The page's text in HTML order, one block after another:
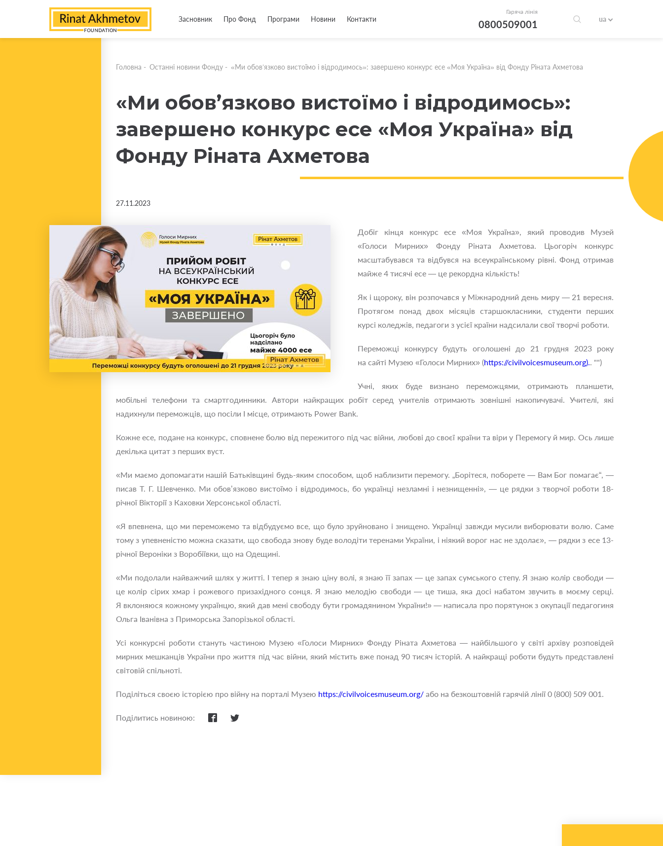
Засновник Про Фонд Програми Новини Контакти
Гаряча лінія
0800509001 ua
Головна - Останні новини Фонду - «Ми обов’язково вистоїмо і відродимось»: завершено конкурс есе «Моя Україна» від Фонду Ріната Ахметова
«Ми обов’язково вистоїмо і відродимось»:
завершено конкурс есе «Моя Україна» від
Фонду Ріната Ахметова
27.11.2023
Добіг кінця конкурс есе «Моя Україна», який проводив Музей
«Голоси Мирних» Фонду Ріната Ахметова. Цьогоріч конкурс
масштабувався та відбувся на всеукраїнському рівні. Фонд отримав
майже 4 тисячі есе — це рекордна кількість!
Як і щороку, він розпочався у Міжнародний день миру — 21 вересня.
Протягом понад двох місяців старшокласники, студенти перших
курсі коледжів, педагоги з усієї країни надсилали свої творчі роботи.
Переможці конкурсу будуть оголошені до 21 грудня 2023 року
на сайті Музею «Голоси Мирних» (https://civilvoicesmuseum.org).. "‌")
Учні, яких буде визнано переможцями, отримають планшети,
мобільні телефони та смартгодинники. Автори найкращих робіт серед учителів отримають зовнішні накопичувачі. Учителі, які
надихнули переможців, що посіли І місце, отримають Power Bank.
Кожне есе, подане на конкурс, сповнене болю від пережитого під час війни, любові до своєї країни та віри у Перемогу й мир. Ось лише
декілька цитат з перших вуст.
«Ми маємо допомагати нашій Батьківщині будь-яким способом, щоб наблизити перемогу. „Борітеся, поборете — Вам Бог помагає“, —
писав Т. Г. Шевченко. Ми обов’язково вистоїмо і відродимось, бо українці незламні і незнищенні», — це рядки з творчої роботи 18-
річної Вікторії з Каховки Херсонської області.
«Я впевнена, що ми переможемо та відбудуємо все, що було зруйновано і знищено. Українці завжди мусили виборювати волю. Саме
тому з упевненістю можна сказати, що свобода знову буде володіти теренами України, і ніякий ворог нас не здолає», — рядки з есе 13-
річної Вероніки з Воробіївки, що на Одещині.
«Ми подолали найважчий шлях у житті. І тепер я знаю ціну волі, я знаю її запах — це запах сумського степу. Я знаю колір свободи —
це колір сірих хмар і рожевого призахідного сонця. Я знаю мелодію свободи — це тиша, яка досі набатом звучить в моєму серці.
Я вклоняюся кожному українцю, який дав мені свободу бути громадянином України!» — написала про порятунок з окупації педагогиня
Ольга Іванівна з Приморська Запорізької області.
Усі конкурсні роботи стануть частиною Музею «Голоси Мирних» Фонду Ріната Ахметова — найбільшого у світі архіву розповідей
мирних мешканців України про життя під час війни, який містить вже понад 90 тисяч історій. А найкращі роботи будуть представлені
світовій спільноті.
Поділіться своєю історією про війну на порталі Музею https://civilvoicesmuseum.org/ або на безкоштовній гарячій лінії 0 (800) 509 001.
Поділитись новиною: